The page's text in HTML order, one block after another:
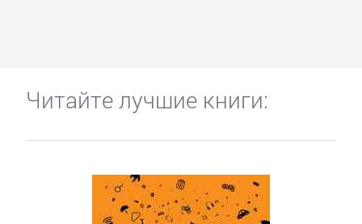
Читайте лучшие книги: